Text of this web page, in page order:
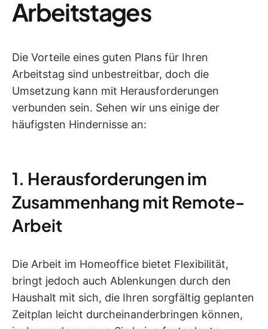
Arbeitstages
Die Vorteile eines guten Plans für Ihren
Arbeitstag sind unbestreitbar, doch die
Umsetzung kann mit Herausforderungen
verbunden sein. Sehen wir uns einige der
häufigsten Hindernisse an:
1. Herausforderungen im
Zusammenhang mit Remote-
Arbeit
Die Arbeit im Homeoffice bietet Flexibilität,
bringt jedoch auch Ablenkungen durch den
Haushalt mit sich, die Ihren sorgfältig geplanten
Zeitplan leicht durcheinanderbringen können,